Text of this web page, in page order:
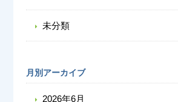
未分類
月別アーカイブ
2026年6月